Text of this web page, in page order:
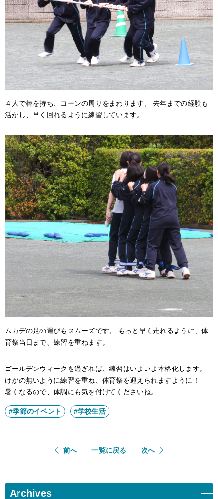
４人で棒を持ち、コーンの周りをまわります。 去年までの経験も
活かし、早く回れるように練習しています。
ムカデの足の運びもスムーズです。 もっと早く走れるように、体
育祭当日まで、練習を重ねます。
ゴールデンウィークを過ぎれば、練習はいよいよ本格化します。
けがの無いように練習を重ね、体育祭を迎えられますように！
暑くなるので、体調にも気を付けてくださいね。
#季節のイベント #学校生活
前へ 一覧に戻る 次へ
Archives